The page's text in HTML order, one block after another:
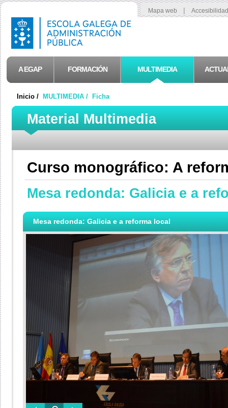
Mapa web |
A EGAP FORMACIÓN MULTIMEDIA
Inicio / MULTIMEDIA / Ficha
Material Multimedia
Curso monográfico: A
Mesa redonda: Galicia e a
Mesa redonda: Galicia e a reforma local